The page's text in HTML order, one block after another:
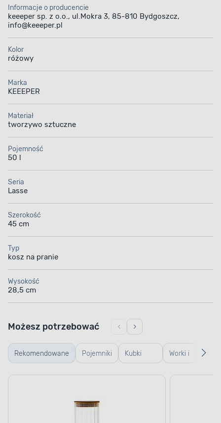
Informacje o producencie
keeeper sp. z o.o., ul.Mokra 3, 85-810 Bydgoszcz,
info@keeeper.pl
Kolor
różowy
Marka
KEEEPER
Materiał
tworzywo sztuczne
Pojemność
50 l
Seria
Lasse
Szerokość
45 cm
Typ
kosz na pranie
Wysokość
28,5 cm
Rekomendowane Pojemniki
szklane
Kubki
termiczne
Worki i
torebki linki,
Możesz potrzebować